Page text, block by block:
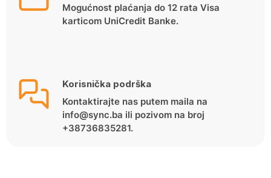
Mogućnost plaćanja do 12 rata Visa
karticom UniCredit Banke.
Korisnička podrška
Kontaktirajte nas putem maila na
info@sync.ba ili pozivom na broj
+38736835281.